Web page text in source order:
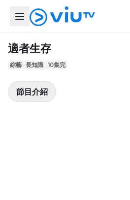
適者生存
綜藝 長知識 10集完
節目介紹